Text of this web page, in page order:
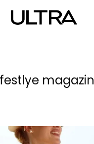
magazin